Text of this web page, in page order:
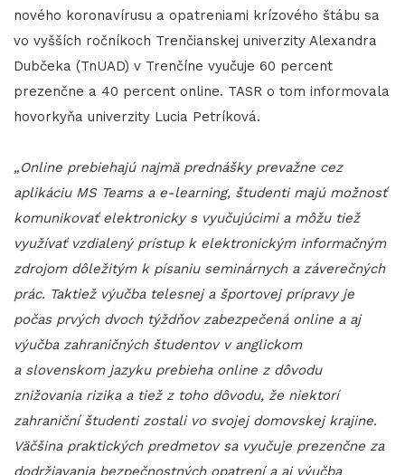
nového koronavírusu a opatreniami krízového štábu sa
vo vyšších ročníkoch Trenčianskej univerzity Alexandra
Dubčeka (TnUAD) v Trenčíne vyučuje 60 percent
prezenčne a 40 percent online. TASR o tom informovala
hovorkyňa univerzity Lucia Petríková.
„Online prebiehajú najmä prednášky prevažne cez
aplikáciu MS Teams a e-learning, študenti majú možnosť
komunikovať elektronicky s vyučujúcimi a môžu tiež
využívať vzdialený prístup k elektronickým informačným
zdrojom dôležitým k písaniu seminárnych a záverečných
prác. Taktiež výučba telesnej a športovej prípravy je
počas prvých dvoch týždňov zabezpečená online a aj
výučba zahraničných študentov v anglickom
a slovenskom jazyku prebieha online z dôvodu
znižovania rizika a tiež z toho dôvodu, že niektorí
zahraniční študenti zostali vo svojej domovskej krajine.
Väčšina praktických predmetov sa vyučuje prezenčne za
dodržiavania bezpečnostných opatrení a aj výučba